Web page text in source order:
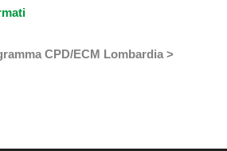
CPD/ECM Lombardia >